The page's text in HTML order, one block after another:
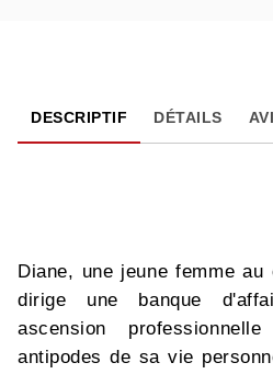
DESCRIPTIF DÉTAILS
Diane, une jeune femme
dirige une banque
ascension
antipodes de sa vie